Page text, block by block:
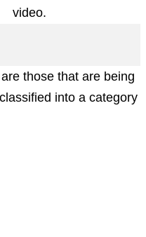
video.
those that are being
into a category